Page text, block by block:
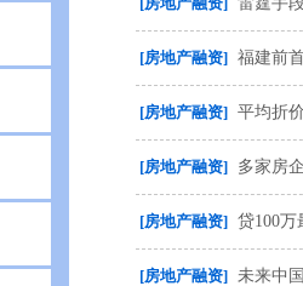
[房地产融资] 福建前
[房地产融资] 平均折
[房地产融资] 多家房
[房地产融资] 贷100万
[房地产融资] 未来中